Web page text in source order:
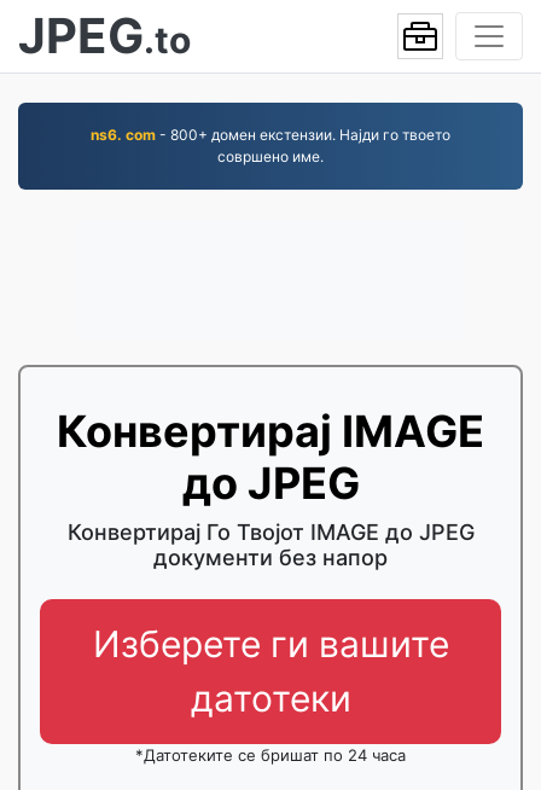
JPEG.to
ns6. com - 800+ домен екстензии. Најди го твоето
совршено име.
Конвертирај IMAGE
до JPEG
Конвертирај Го Твојот IMAGE до JPEG
документи без напор
Изберете ги вашите
датотеки
*Датотеките се бришат по 24 часа